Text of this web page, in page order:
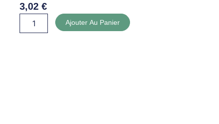
3,02€
Ajouter Au Panier